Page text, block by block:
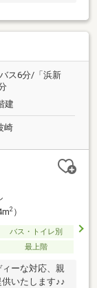
ス6分/「浜新
建
崎
2）
バス・トイレ別
最上階
ーな対応、親
いたします♪♪